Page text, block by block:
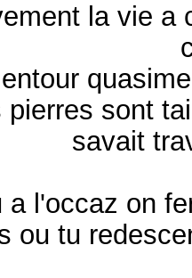
la vie a
pierres sont
savait
a l'occaz on
ou tu